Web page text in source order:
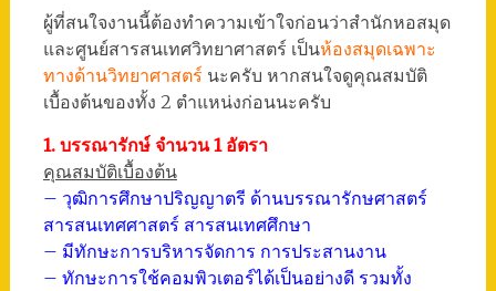
ผู้ที่สนใจงานนี้ต้องทำความเข้าใจก่อนว่าสำนักหอสมุด
และศูนย์สารสนเทศวิทยาศาสตร์ เป็นห้องสมุดเฉพาะ
ทางด้านวิทยาศาสตร์ นะครับ หากสนใจดูคุณสมบัติ
เบื้องต้นของทั้ง 2 ตำแหน่งก่อนนะครับ
1. บรรณารักษ์ จำนวน 1 อัตรา
คุณสมบัติเบื้องต้น
– วุฒิการศึกษาปริญญาตรี ด้านบรรณารักษศาสตร์
สารสนเทศศาสตร์ สารสนเทศศึกษา
– มีทักษะการบริหารจัดการ การประสานงาน
– ทักษะการใช้คอมพิวเตอร์ได้เป็นอย่างดี รวมทั้ง